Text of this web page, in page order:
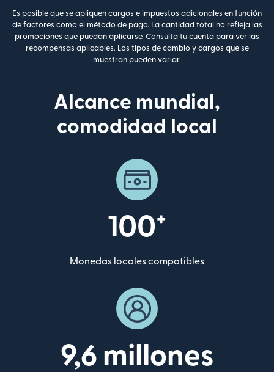
Es posible que se apliquen cargos e impuestos adicionales en función
de factores como el método de pago. La cantidad total no refleja las
promociones que puedan aplicarse. Consulta tu cuenta para ver las
recompensas aplicables. Los tipos de cambio y cargos que se
muestran pueden variar.
Alcance mundial,
comodidad local
100+
Monedas locales compatibles
9,6 millones